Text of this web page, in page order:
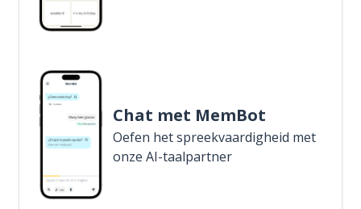
Chat met MemBot
Oefen het spreekvaardigheid met
onze AI-taalpartner